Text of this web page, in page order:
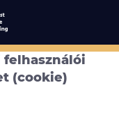
(cookie)